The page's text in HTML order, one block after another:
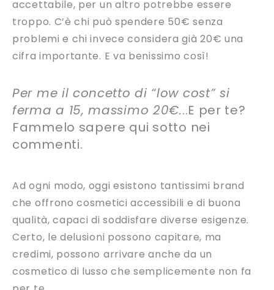
accettabile, per un altro potrebbe essere
troppo. C’è chi può spendere 50€ senza
problemi e chi invece considera già 20€ una
cifra importante. E va benissimo così!
Per me il concetto di “low cost” si
ferma a 15, massimo 20€...E per te?
Fammelo sapere qui sotto nei
commenti.
Ad ogni modo, oggi esistono tantissimi brand
che offrono cosmetici accessibili e di buona
qualità, capaci di soddisfare diverse esigenze.
Certo, le delusioni possono capitare, ma
credimi, possono arrivare anche da un
cosmetico di lusso che semplicemente non fa